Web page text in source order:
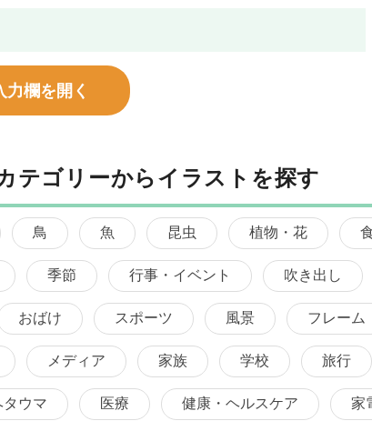
力欄を開く
テゴリーからイラストを探す
鳥 魚 昆虫 植物・花
季節 行事・イベント 吹き出し
おばけ スポーツ 風景 フレーム
メディア 家族 学校 旅行
タウマ 医療 健康・ヘルスケア 家